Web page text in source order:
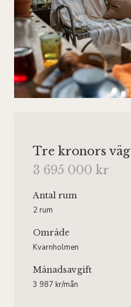
Tre kronors väg
3 695 000 kr
Antal rum
2 rum
Område
Kvarnholmen
Månadsavgift
3 987 kr/mån